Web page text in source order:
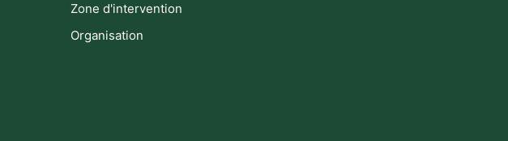
Zone d'intervention
Organisation